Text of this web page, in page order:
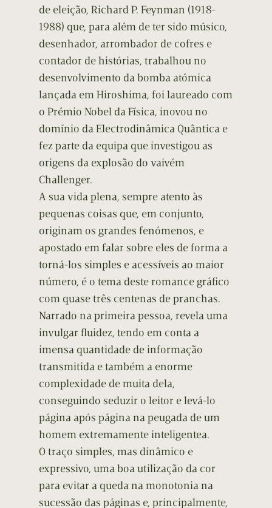
de eleição, Richard P. Feynman (1918-
1988) que, para além de ter sido músico,
desenhador, arrombador de cofres e
contador de histórias, trabalhou no
desenvolvimento da bomba atómica
lançada em Hiroshima, foi laureado com
o Prémio Nobel da Física, inovou no
domínio da Electrodinâmica Quântica e
fez parte da equipa que investigou as
origens da explosão do vaivém
Challenger.
A sua vida plena, sempre atento às
pequenas coisas que, em conjunto,
originam os grandes fenómenos, e
apostado em falar sobre eles de forma a
torná-los simples e acessíveis ao maior
número, é o tema deste romance gráfico
com quase três centenas de pranchas.
Narrado na primeira pessoa, revela uma
invulgar fluidez, tendo em conta a
imensa quantidade de informação
transmitida e também a enorme
complexidade de muita dela,
conseguindo seduzir o leitor e levá-lo
página após página na peugada de um
homem extremamente inteligentea.
O traço simples, mas dinâmico e
expressivo, uma boa utilização da cor
para evitar a queda na monotonia na
sucessão das páginas e, principalmente,